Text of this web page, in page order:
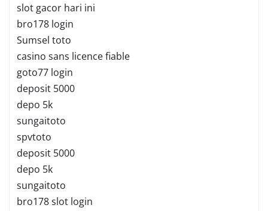
slot gacor hari ini
bro178 login
Sumsel toto
casino sans licence fiable
goto77 login
deposit 5000
depo 5k
sungaitoto
spvtoto
deposit 5000
depo 5k
sungaitoto
bro178 slot login